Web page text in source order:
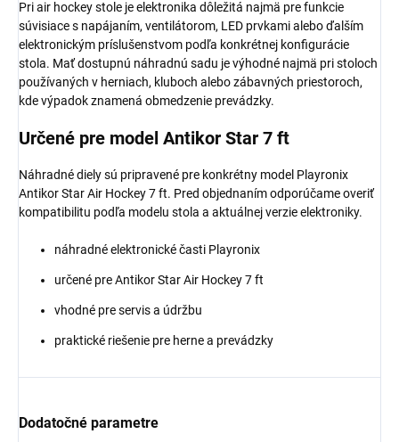
Pri air hockey stole je elektronika dôležitá najmä pre funkcie
súvisiace s napájaním, ventilátorom, LED prvkami alebo ďalším
elektronickým príslušenstvom podľa konkrétnej konfigurácie
stola. Mať dostupnú náhradnú sadu je výhodné najmä pri stoloch
používaných v herniach, kluboch alebo zábavných priestoroch,
kde výpadok znamená obmedzenie prevádzky.
Určené pre model Antikor Star 7 ft
Náhradné diely sú pripravené pre konkrétny model Playronix
Antikor Star Air Hockey 7 ft. Pred objednaním odporúčame overiť
kompatibilitu podľa modelu stola a aktuálnej verzie elektroniky.
náhradné elektronické časti Playronix
určené pre Antikor Star Air Hockey 7 ft
vhodné pre servis a údržbu
praktické riešenie pre herne a prevádzky
Dodatočné parametre